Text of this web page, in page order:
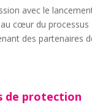
avec le
cœur du processus
des partenaires
de protection